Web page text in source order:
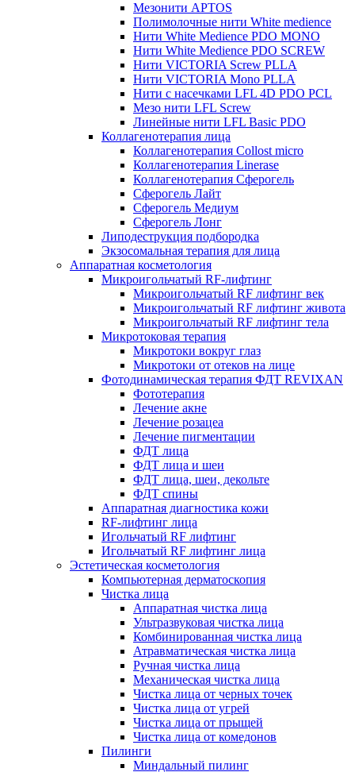
Мезонити APTOS
Полимолочные нити White medience
Нити White Medience PDO MONO
Нити White Medience PDO SCREW
Нити VICTORIA Screw PLLA
Нити VICTORIA Mono PLLA
Нити с насечками LFL 4D PDO PCL
Мезо нити LFL Screw
Линейные нити LFL Basic PDO
Коллагенотерапия лица
Коллагенотерапия Collost micro
Коллагенотерапия Linerase
Коллагенотерапия Сферогель
Сферогель Лайт
Сферогель Медиум
Сферогель Лонг
Липодеструкция подбородка
Экзосомальная терапия для лица
Аппаратная косметология
Микроигольчатый RF-лифтинг
Микроигольчатый RF лифтинг век
Микроигольчатый RF лифтинг живота
Микроигольчатый RF лифтинг тела
Микротоковая терапия
Микротоки вокруг глаз
Микротоки от отеков на лице
Фотодинамическая терапия ФДТ REVIXAN
Фототерапия
Лечение акне
Лечение розацеа
Лечение пигментации
ФДТ лица
ФДТ лица и шеи
ФДТ лица, шеи, декольте
ФДТ спины
Аппаратная диагностика кожи
RF-лифтинг лица
Игольчатый RF лифтинг
Игольчатый RF лифтинг лица
Эстетическая косметология
Компьютерная дерматоскопия
Чистка лица
Аппаратная чистка лица
Ультразвуковая чистка лица
Комбинированная чистка лица
Атравматическая чистка лица
Ручная чистка лица
Механическая чистка лица
Чистка лица от черных точек
Чистка лица от угрей
Чистка лица от прыщей
Чистка лица от комедонов
Пилинги
Миндальный пилинг